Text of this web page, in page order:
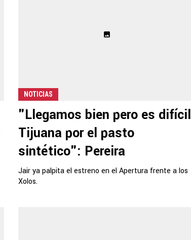
NOTICIAS
"Llegamos bien pero es difícil
Tijuana por el pasto
sintético": Pereira
Jair ya palpita el estreno en el Apertura frente a los
Xolos.